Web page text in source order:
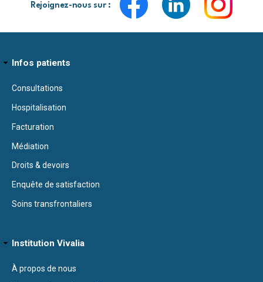
Rejoignez-nous sur :
Infos patients
Consultations
Hospitalisation
Facturation
Médiation
Droits & devoirs
Enquête de satisfaction
Soins transfrontaliers
Institution Vivalia
À propos de nous